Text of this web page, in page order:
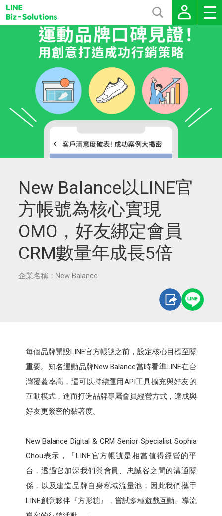
New Balance以LINE官
方帳號為核心實現
OMO，好友綁定會員
CRM數量年成長5倍
企業名稱：New Balance
每個品牌開設LINE官方帳號之前，設定核心目標至關
重要。知名運動品牌New Balance當時看準LINE在台
灣覆蓋率高，還可以持續運用API工具擴充與好友的
互動模式，進而打造品牌專屬會員經營方式，達成與
好友更緊密的黏著度。
New Balance Digital & CRM Senior Specialist Sophia
Chou表示，「LINE官方帳號是相當值得經營的平
台，透過它加深我們與會員、忠誠客之間的溝通關
係，以及建造品牌自身私域流量池；因此我們攜手
LINE創意夥伴『方形糖』，嘗試多種遊戲互動、導流